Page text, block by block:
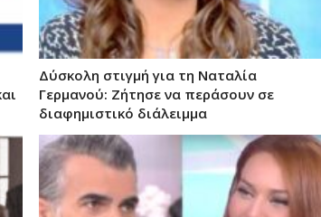
Δύσκολη στιγμή για τη Ναταλία
Γερμανού: Ζήτησε να περάσουν σε
διαφημιστικό διάλειμμα